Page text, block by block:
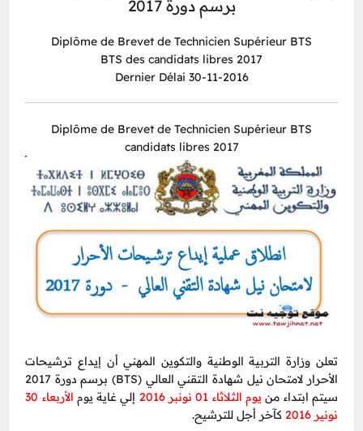
برسم دورة 2017
Diplôme de Brevet de Technicien Supérieur BTS
BTS des candidats libres 2017
Dernier Délai 30-11-2016
Diplôme de Brevet de Technicien Supérieur BTS
candidats libres 2017
تعلن وزارة التربية الوطنية والتكوين المهني أن إيداع ترشيحات
الأحرار لامتحان نيل شهادة التقني العالي (BTS) برسم دورة 2017
سيتم ابتداء منيوم الثلاثاء 01 نونبر 2016 إلي غاية يوم
الأربعاء 30
نونير 2016
كآخر أجل للترشيح.